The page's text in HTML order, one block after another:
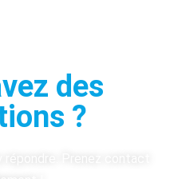
des
?